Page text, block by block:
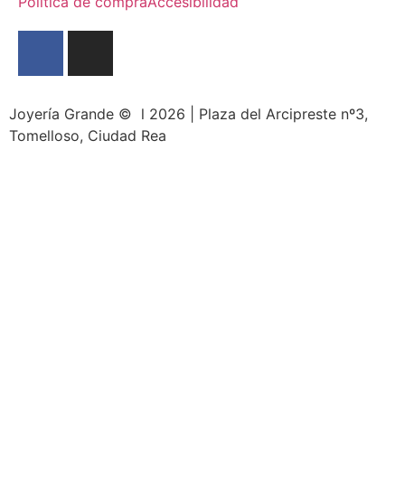
Joyería Grande © l 2026 | Plaza del Arcipreste nº3,
Tomelloso, Ciudad Rea